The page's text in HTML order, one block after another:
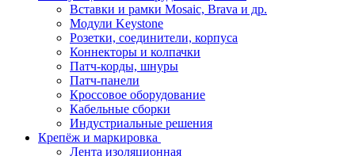
Вставки и рамки Mosaic, Brava и др.
Модули Keystone
Розетки, соединители, корпуса
Коннекторы и колпачки
Патч-корды, шнуры
Патч-панели
Кроссовое оборудование
Кабельные сборки
Индустриальные решения
Крепёж и маркировка
Лента изоляционная